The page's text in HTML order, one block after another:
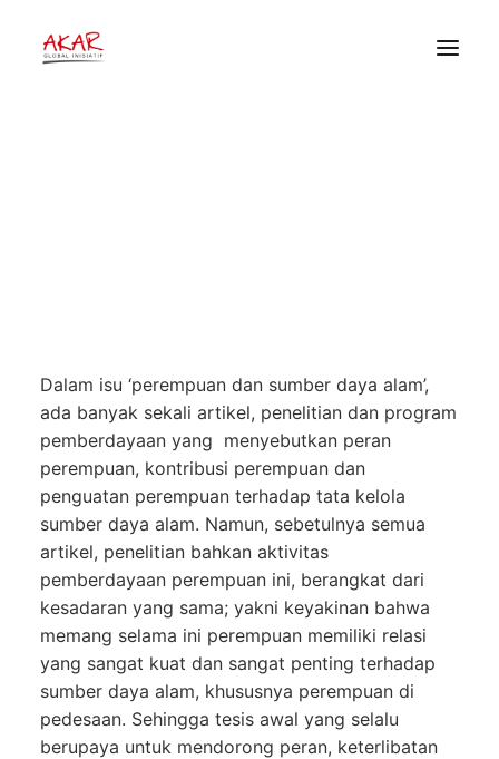
Tuntutan Perempuan Dari
Dalam isu ‘perempuan dan sumber daya alam’,
ada banyak sekali artikel, penelitian dan program
pemberdayaan yang menyebutkan peran
perempuan, kontribusi perempuan dan
penguatan perempuan terhadap tata kelola
sumber daya alam. Namun, sebetulnya semua
artikel, penelitian bahkan aktivitas
pemberdayaan perempuan ini, berangkat dari
kesadaran yang sama; yakni keyakinan bahwa
memang selama ini perempuan memiliki relasi
yang sangat kuat dan sangat penting terhadap
sumber daya alam, khususnya perempuan di
pedesaan. Sehingga tesis awal yang selalu
berupaya untuk mendorong peran, keterlibatan